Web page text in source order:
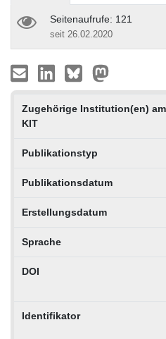
Seitenaufrufe: 121
seit 26.02.2020
Zugehörige Institution(en) am
KIT
Publikationstyp
Publikationsdatum
Erstellungsdatum
Sprache
DOI
Identifikator